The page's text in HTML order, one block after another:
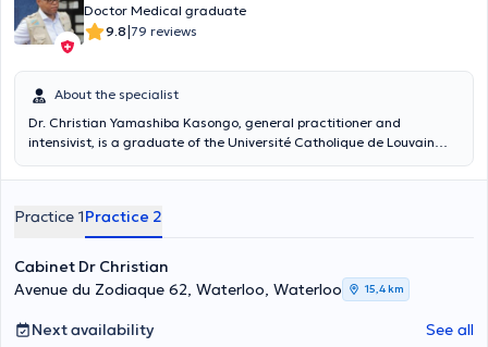
Doctor Medical graduate
9.8|79 reviews
About the specialist
Dr. Christian Yamashiba Kasongo, general practitioner and
intensivist, is a graduate of the Université Catholique de Louvain
general medicine, resuscitation, occupational medicine and public
at his office in Waterloo in the Wellington passage. He has more
than 20 years of practice in several hospitals in Belgium and was an
expert and advisor to the office of the Minister of Health in DRC
Kinshasa during the management of the Ebola epidemic. He
receives his patients in French or English for various consultations:
electrocardiogram, blood test and vaccination. She can be reached
Practice 1Practice 2
Cabinet Dr Christian
Avenue du Zodiaque 62, Waterloo, Waterloo
15,4 km
Next availability See all